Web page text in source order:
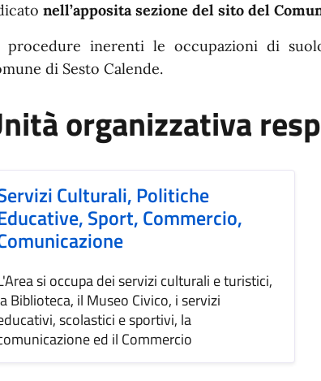
nell’apposita sezione del sito del
procedure inerenti le occupazioni di
di Sesto Calende.
organizzativa
Culturali, Politiche
Sport, Commercio,
si occupa dei servizi culturali e turistici,
Biblioteca, il Museo Civico, i servizi
scolastici e sportivi, la
ed il Commercio